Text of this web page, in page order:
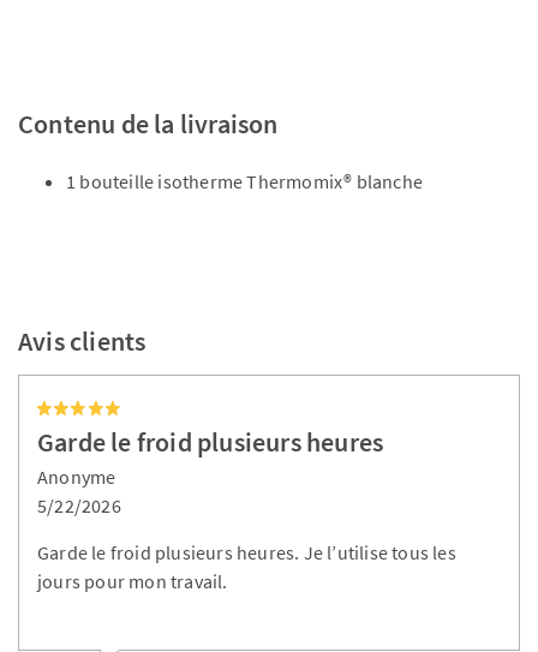
Contenu de la livraison
1 bouteille isotherme Thermomix® blanche
Avis clients
Garde le froid plusieurs heures
Anonyme
5/22/2026
Garde le froid plusieurs heures. Je l’utilise tous les
jours pour mon travail.